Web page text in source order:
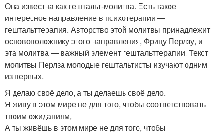
Она известна как гештальт-молитва. Есть такое
интересное направление в психотерапии —
гештальттерапия. Авторство этой молитвы принадлежит
основоположнику этого направления, Фрицу Перлзу, и
эта молитва — важный элемент гештальттерапии. Текст
молитвы Перлза молодые гештальтисты изучают одним
из первых.
Я делаю своё дело, а ты делаешь своё дело.
Я живу в этом мире не для того, чтобы соответствовать
твоим ожиданиям,
А ты живёшь в этом мире не для того, чтобы